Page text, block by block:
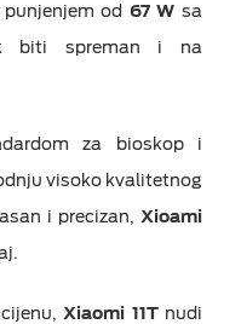
od 67 W sa
biti spreman i na
za bioskop i
visoko kvalitetnog
i precizan, Xioami
Xiaomi 11Tnudi